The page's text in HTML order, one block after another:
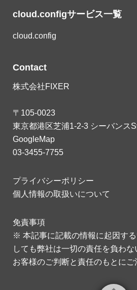
cloud.configサービス一覧
cloud.config
Contact
株式会社FIXER
〒105-0023
東京都港区芝浦1-2-3 シーバンス
GoogleMap
03-3455-7755
プライバシーポリシー
個人情報の取扱いについて
免責事項
※ 本記事に記載の情報に起因す
しても弊社は一切の責任を負わな
お客様のご判断と責任のもとにご